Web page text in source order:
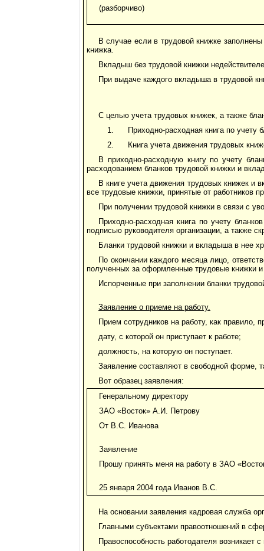
(разборчиво)
В случае если в трудовой книжке
книжка.
Вкладыш без трудовой книжки
При выдаче каждого вкладыша в трудовой
С целью учета трудовых книжек, а также
Приходно-расходная книга по учету
Книга учета движения трудовых
В приходно-расходную книгу по учету
расходованием бланков трудовой книжки и
В книге учета движения трудовых книжек и
все трудовые книжки, принятые от работников
При получении трудовой книжки в связи с
Приходно-расходная книга по учету
подписью руководителя организации, а также
Бланки трудовой книжки и вкладыша в нее
По окончании каждого месяца лицо,
полученных за оформленные трудовые книжки
Испорченные при заполнении бланки
Заявление о приеме на работу.
Прием сотрудников на работу, как правило,
дату, с которой он приступает к работе;
должность, на которую он поступает.
Заявление составляют в свободной форме,
Вот образец заявления:
Генеральному директору
ЗАО «Восток» А.И. Петрову
От В.С. Иванова
Заявление
Прошу принять меня на работу в ЗАО
25 января 2004 года Иванов В.С.
На основании заявления кадровая служба
Главными субъектами правоотношений в
Правоспособность работодателя возникает